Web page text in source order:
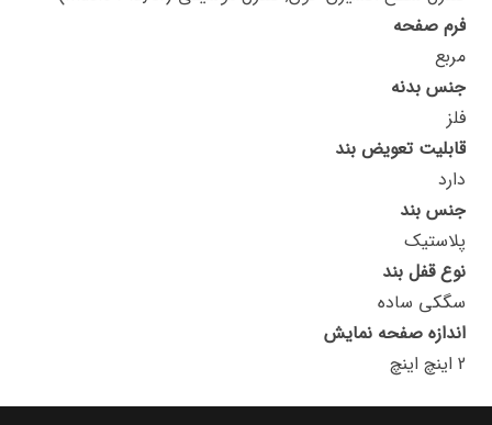
فرم صفحه
مربع
جنس بدنه
فلز
قابلیت تعویض بند
دارد
جنس بند
پلاستیک
نوع قفل بند
سگکی ساده
اندازه صفحه نمایش
2 اینچ اینچ